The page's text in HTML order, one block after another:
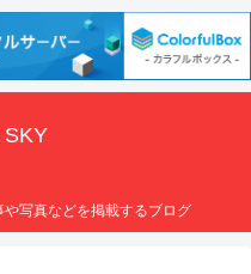
SKY
写真などを掲載するブログ